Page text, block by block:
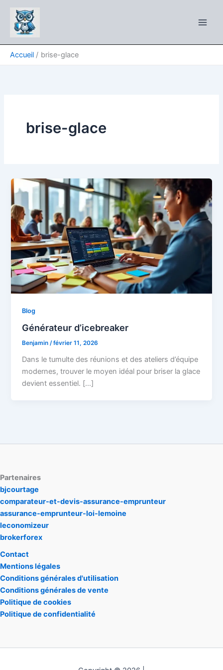
contenu
Accueil brise-glace
brise-glace
Blog
Générateur d’icebreaker
Benjamin/février 11, 2026
Dans le tumulte des réunions et des ateliers d’équipe
modernes, trouver le moyen idéal pour briser la glace
devient essentiel. […]
Partenaires
bjcourtage
comparateur-et-devis-assurance-emprunteur
assurance-emprunteur-loi-lemoine
leconomizeur
brokerforex
Contact
Mentions légales
Conditions générales d'utilisation
Conditions générales de vente
Politique de cookies
Politique de confidentialité